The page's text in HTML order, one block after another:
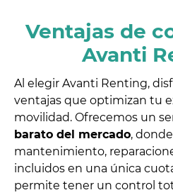
Ventajas de
Avanti
Al elegir Avanti Renting,
ventajas que optimizan tu
movilidad. Ofrecemos un
barato del mercado,
mantenimiento,
incluidos en una única
permite tener un control